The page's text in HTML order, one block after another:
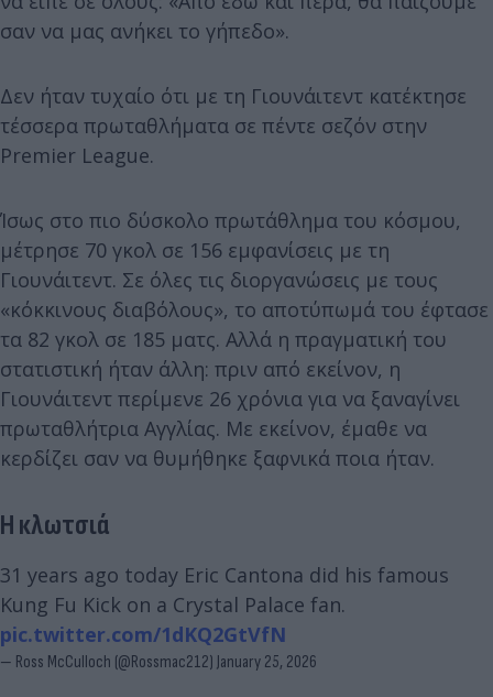
σαν να μας ανήκει το γήπεδο».
Δεν ήταν τυχαίο ότι με τη Γιουνάιτεντ κατέκτησε
τέσσερα πρωταθλήματα σε πέντε σεζόν στην
Premier League.
Ίσως στο πιο δύσκολο πρωτάθλημα του κόσμου,
μέτρησε 70 γκολ σε 156 εμφανίσεις με τη
Γιουνάιτεντ. Σε όλες τις διοργανώσεις με τους
«κόκκινους διαβόλους», το αποτύπωμά του έφτασε
τα 82 γκολ σε 185 ματς. Αλλά η πραγματική του
στατιστική ήταν άλλη: πριν από εκείνον, η
Γιουνάιτεντ περίμενε 26 χρόνια για να ξαναγίνει
πρωταθλήτρια Αγγλίας. Με εκείνον, έμαθε να
κερδίζει σαν να θυμήθηκε ξαφνικά ποια ήταν.
Η κλωτσιά
31 years ago today Eric Cantona did his famous
Kung Fu Kick on a Crystal Palace fan.
pic.twitter.com/1dKQ2GtVfN
— Ross McCulloch (@Rossmac212) January 25, 2026